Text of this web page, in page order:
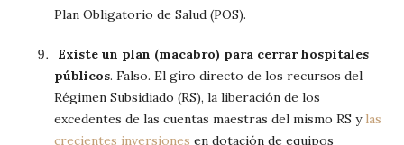
Plan Obligatorio de Salud (POS).
Existe un plan (macabro) para cerrar hospitales
públicos. Falso. El giro directo de los recursos del
Régimen Subsidiado (RS), la liberación de los
excedentes de las cuentas maestras del mismo RS y las
crecientes inversiones en dotación de equipos